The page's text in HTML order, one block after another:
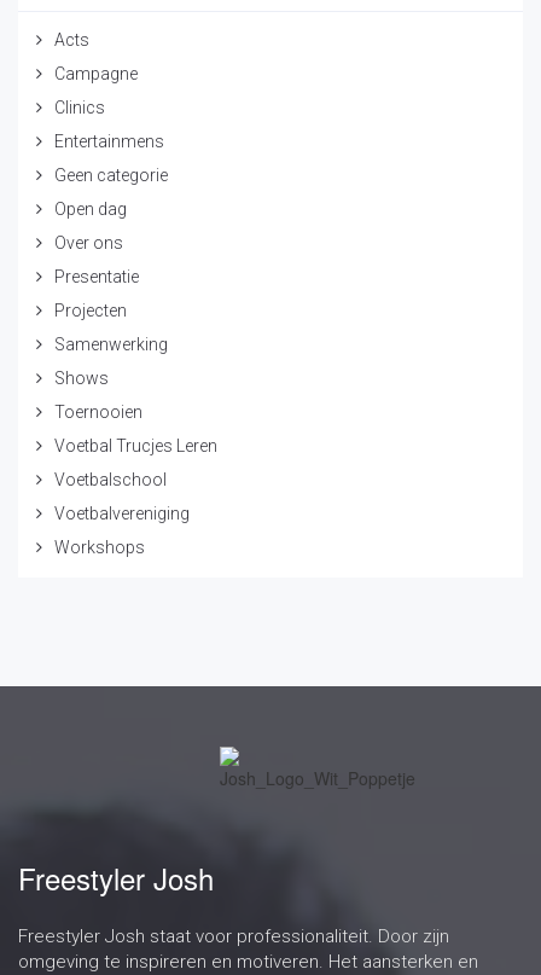
Acts
Campagne
Clinics
Entertainmens
Geen categorie
Open dag
Over ons
Presentatie
Projecten
Samenwerking
Shows
Toernooien
Voetbal Trucjes Leren
Voetbalschool
Voetbalvereniging
Workshops
Freestyler Josh
Freestyler Josh staat voor professionaliteit. Door zijn
omgeving te inspireren en motiveren. Het aansterken en